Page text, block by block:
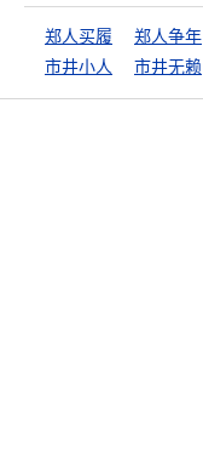
郑人买履 郑人争年
市井小人
市井无赖